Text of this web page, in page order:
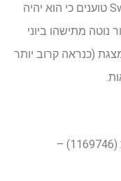
באשר למחיר ההשקה של Switch 2, Leaks טוענים כי הוא יהיה
נוטה מתישהו ביוני
(כנראה קרוב יותר
♬ מינימלי למתח חדשות / חדשות (1169746) –